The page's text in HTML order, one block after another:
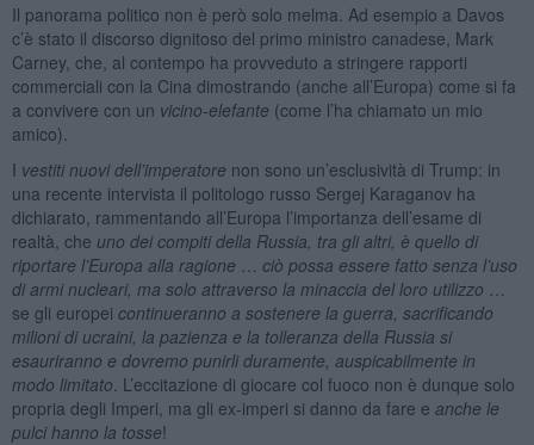
Il panorama politico non è però solo melma. Ad esempio a Davos
c’è stato il discorso dignitoso del primo ministro canadese, Mark
Carney, che, al contempo ha provveduto a stringere rapporti
commerciali con la Cina dimostrando (anche all’Europa) come si fa
a convivere con un vicino-elefante (come l’ha chiamato un mio
amico).
I vestiti nuovi dell’imperatore non sono un’esclusività di Trump: in
una recente intervista il politologo russo Sergej Karaganov ha
dichiarato, rammentando all’Europa l’importanza dell’esame di
realtà, che uno dei compiti della Russia, tra gli altri, è quello di
riportare l’Europa alla ragione
ciò possa essere fatto senza l’uso
di armi nucleari, ma solo attraverso la minaccia del loro utilizzo
se gli europei continueranno a sostenere la guerra, sacrificando
milioni di ucraini, la pazienza e la tolleranza della Russia si
esauriranno e dovremo punirli duramente, auspicabilmente in
modo limitato . L’eccitazione di giocare col fuoco non è dunque solo
propria degli Imperi, ma gli ex-imperi si danno da fare e anche le
pulci hanno la tosse!